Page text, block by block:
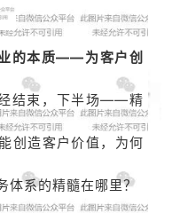
的本质——为客户创
结束，下半场——精
创造客户价值，为何
体系的精髓在哪里？